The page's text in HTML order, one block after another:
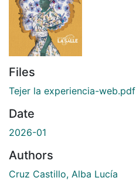
Files
Tejer la experiencia-web.pdf
Date
2026-01
Authors
Cruz Castillo, Alba Lucía